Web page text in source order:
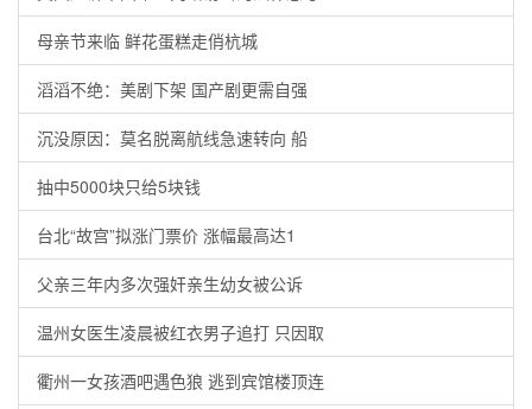
母亲节来临 鲜花蛋糕走俏杭城
滔滔不绝：美剧下架 国产剧更需自强
沉没原因：莫名脱离航线急速转向 船
抽中5000块只给5块钱
台北“故宫”拟涨门票价 涨幅最高达1
父亲三年内多次强奸亲生幼女被公诉
温州女医生凌晨被红衣男子追打 只因取
衢州一女孩酒吧遇色狼 逃到宾馆楼顶连